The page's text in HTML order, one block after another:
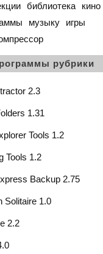
библиотека
кино
музыку
игры
рубрики
2.3
1.31
Tools 1.2
Tools 1.2
Backup 2.75
Solitaire 1.0
2.2